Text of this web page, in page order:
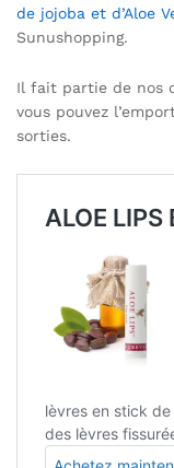
de jojoba et d’Aloe
Sunushopping.
Il fait partie de nos
vous pouvez
sorties.